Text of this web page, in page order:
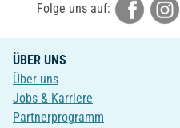
Folge uns auf:
ÜBER UNS
Über uns
Jobs & Karriere
Partnerprogramm